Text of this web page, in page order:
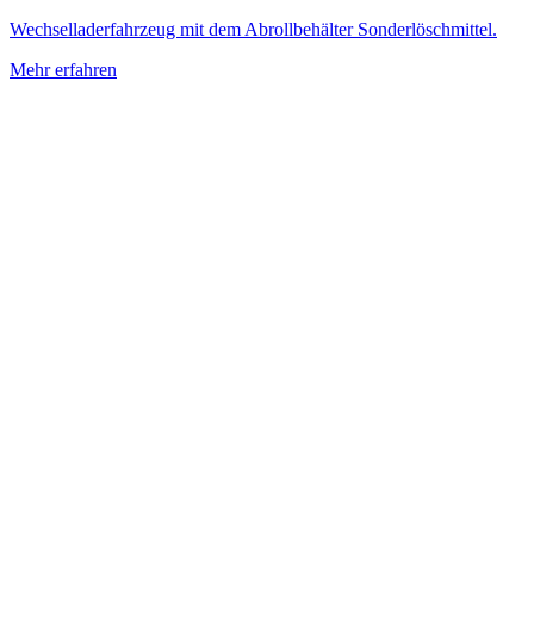
Wechselladerfahrzeug mit dem Abrollbehälter Sonderlöschmittel.
Mehr erfahren